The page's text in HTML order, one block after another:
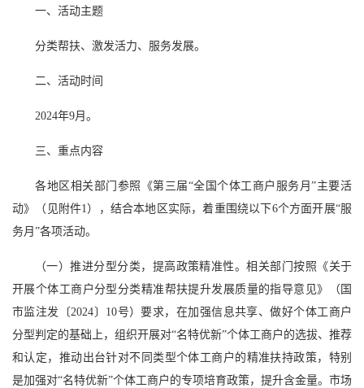
一、活动主题
分类帮扶、激发活力、服务发展。
二、活动时间
2024年9月。
三、重点内容
各地区相关部门参照《第三届“全国个体工商户服务月”主要活
动》（见附件1），结合本地区实际，着重围绕以下6个方面开展“服
务月”各项活动。
（一）推进分型分类，提高政策精准性。相关部门按照《关于
开展个体工商户分型分类精准帮扶提升发展质量的指导意见》（国
市监注发〔2024〕10号）要求，在加强信息共享、做好个体工商户
分型判定的基础上，组织开展对“名特优新”个体工商户的选拔、推荐
和认定，推动出台针对不同类型个体工商户的精准扶持政策，特别
是加强对“名特优新”个体工商户的专项培育政策，提升含金量。市场